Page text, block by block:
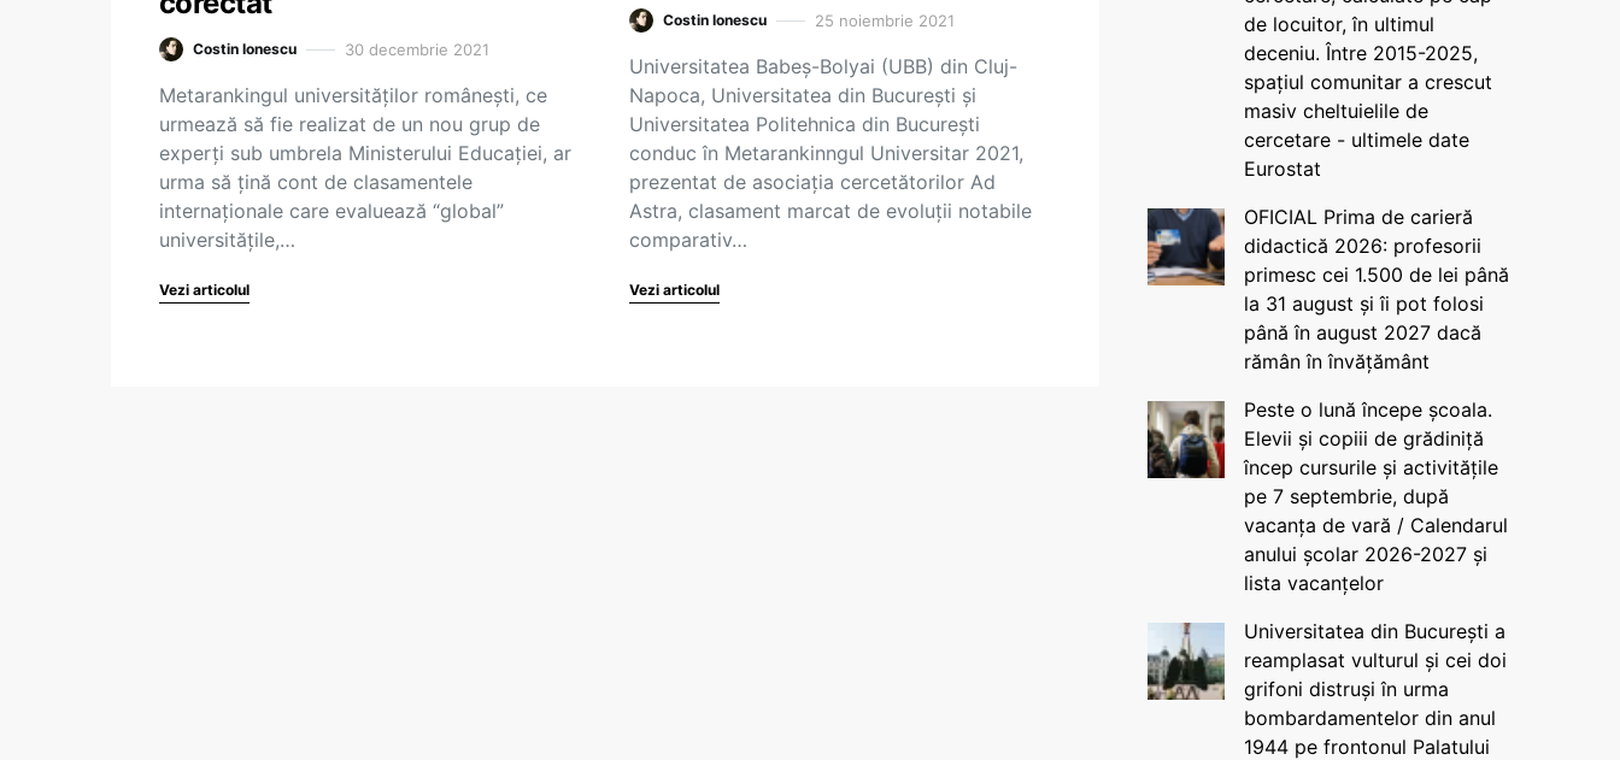
Costin Ionescu 30 decembrie 2021
Metarankingul universităților românești, ce
urmează să fie realizat de un nou grup de
experți sub umbrela Ministerului Educației, ar
urma să țină cont de clasamentele
internaționale care evaluează “global”
universitățile,…
Vezi articolul
Costin Ionescu 25 noiembrie 2021
Universitatea Babeș-Bolyai (UBB) din Cluj-
Napoca, Universitatea din București și
Universitatea Politehnica din București
conduc în Metarankinngul Universitar 2021,
prezentat de asociația cercetătorilor Ad
Astra, clasament marcat de evoluții notabile
comparativ…
Vezi articolul
de locuitor, în ultimul
deceniu. Între 2015-2025,
spațiul comunitar a crescut
masiv cheltuielile de
cercetare - ultimele date
Eurostat
OFICIAL Prima de carieră
didactică 2026: profesorii
primesc cei 1.500 de lei până
la 31 august și îi pot folosi
până în august 2027 dacă
rămân în învățământ
Peste o lună începe școala.
Elevii și copiii de grădiniță
încep cursurile și activitățile
pe 7 septembrie, după
vacanța de vară / Calendarul
anului școlar 2026-2027 și
lista vacanțelor
Universitatea din București a
reamplasat vulturul și cei doi
grifoni distruși în urma
bombardamentelor din anul
1944 pe frontonul Palatului